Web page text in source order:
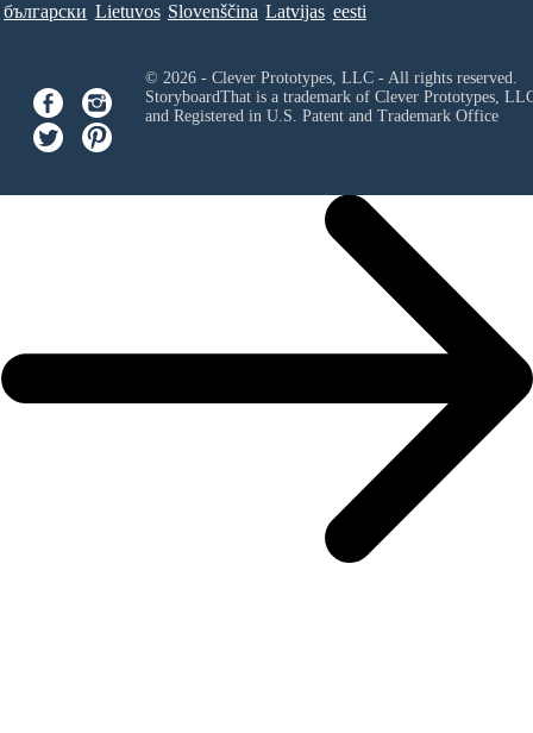
български Lietuvos Slovenščina Latvijas eesti
© 2026 - Clever Prototypes, LLC - All rights reserved.
StoryboardThat is a trademark of Clever Prototypes,
and Registered in U.S. Patent and Trademark Office